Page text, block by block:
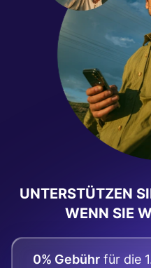
UNTERSTÜTZEN
WENN SIE
0% Gebühr für die